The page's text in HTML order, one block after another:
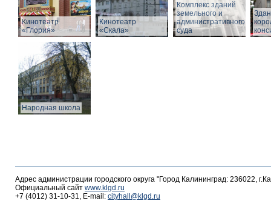
Кинотеатр
«Глория»
Кинотеатр
«Скала»
Комплекс зданий
земельного и
административного
суда
Народная школа
Адрес администрации городского округа "Город Калининград: 236022,
Официальный сайт www.klgd.ru
+7 (4012) 31-10-31, E-mail: cityhall@klgd.ru